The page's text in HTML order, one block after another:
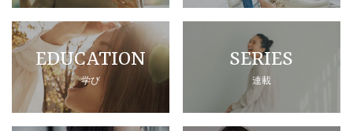
EDUCATION
学び
SERIES
連載